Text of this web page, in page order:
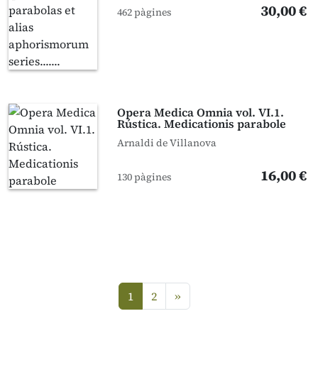
462 pàgines 30,00 €
Opera Medica Omnia vol. VI.1.
Rústica. Medicationis parabole
Arnaldi de Villanova
130 pàgines 16,00 €
1
2 »